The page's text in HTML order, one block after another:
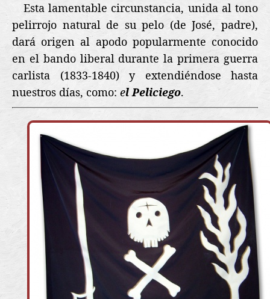
Esta lamentable circunstancia, unida al tono
pelirrojo natural de su pelo (de José, padre),
dará origen al apodo popularmente conocido
en el bando liberal durante la primera guerra
carlista (1833-1840) y extendiéndose hasta
nuestros días, como: el Peliciego.